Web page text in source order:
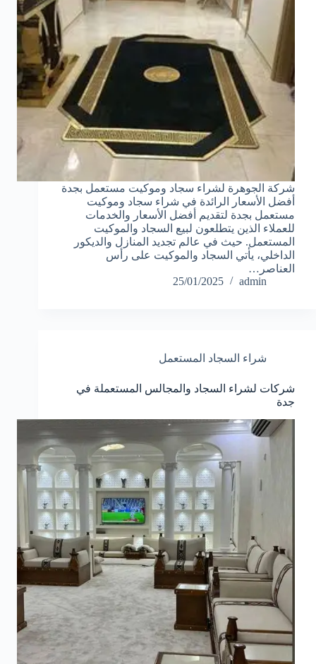
شركة الجوهرة لشراء سجاد وموكيت مستعمل بجدة
أفضل الأسعار الرائدة في شراء سجاد وموكيت
مستعمل بجدة لتقديم أفضل الأسعار والخدمات
للعملاء الذين يتطلعون لبيع السجاد والموكيت
المستعمل. حيث في عالم تجديد المنازل والديكور
الداخلي، يأتي السجاد والموكيت على رأس
العناصر…
admin
25/01/2025
شراء السجاد المستعمل
شركات لشراء السجاد والمجالس المستعملة في
جدة